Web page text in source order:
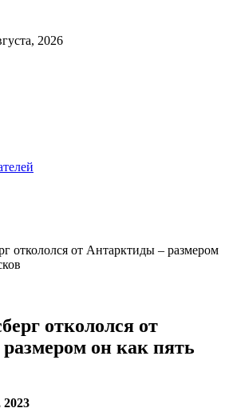
2026
откололся от Антарктиды – размером
откололся от
он как пять